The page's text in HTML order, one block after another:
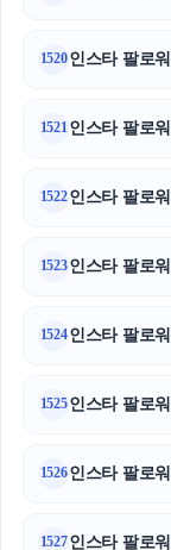
1520인스타 팔로
1521인스타 팔로
1522인스타 팔로
1523인스타 팔로
1524인스타 팔로
1525인스타 팔로
1526인스타 팔로
1527인스타 팔로